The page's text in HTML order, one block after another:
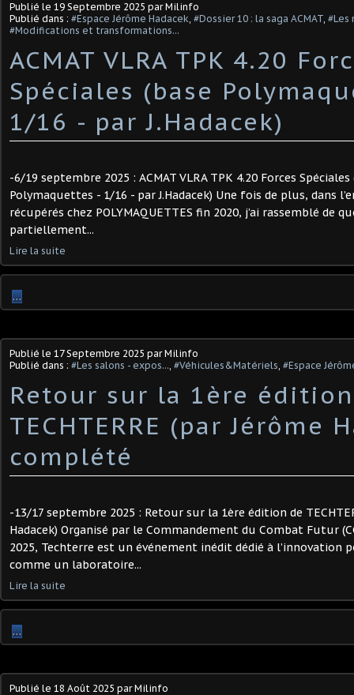
Publié le 19 Septembre 2025 par Milinfo
Publié dans : #Espace Jérôme Hadacek, #Dossier 10 : la saga ACMAT, #Les
#Modifications et transformations...
ACMAT VLRA TPK 4.20
Spéciales (base
1/16 - par J.Hadacek)
-6/19 septembre 2025 : ACMAT VLRA TPK 4.20 Forces
Polymaquettes - 1/16 - par J.Hadacek) Une fois de plus, dans
récupérés chez POLYMAQUETTES fin 2020, j’ai rassemblé de
partiellement...
Lire la suite
…
Publié le 17 Septembre 2025 par Milinfo
Publié dans : #Les salons - expos..., #Véhicules&Matériels, #Espace
Retour sur la 1ère
TECHTERRE (par Jérôme
complété
-13/17 septembre 2025 : Retour sur la 1ère édition de
Hadacek) Organisé par le Commandement du Combat Futur
2025, Techterre est un événement inédit dédié à l’innovation
comme un laboratoire...
Lire la suite
…
Publié le 18 Août 2025 par Milinfo